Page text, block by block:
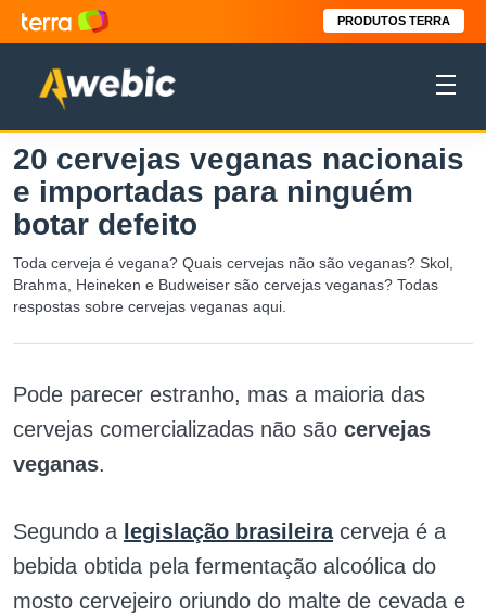
PRODUTOS TERRA
20 cervejas veganas nacionais
e importadas para ninguém
botar defeito
Toda cerveja é vegana? Quais cervejas não são veganas? Skol,
Brahma, Heineken e Budweiser são cervejas veganas? Todas
respostas sobre cervejas veganas aqui.
Pode parecer estranho, mas a maioria das
cervejas comercializadas não são cervejas
veganas.
Segundo a legislação brasileiracerveja é a
bebida obtida pela fermentação alcoólica do
mosto cervejeiro oriundo do malte de cevada e